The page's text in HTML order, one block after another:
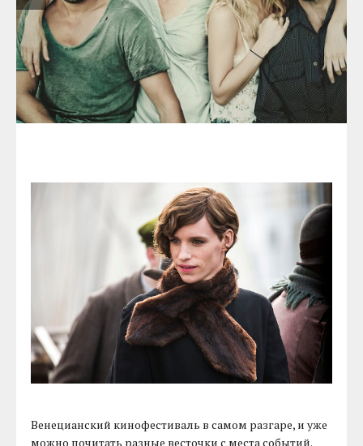
Венецианский кинофестиваль в самом разгаре, и уже
можно почитать разные весточки с места событий.